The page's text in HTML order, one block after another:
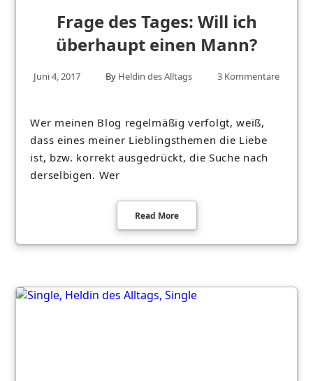
Frage des Tages: Will ich
überhaupt einen Mann?
Juni 4, 2017 By Heldin des Alltags 3 Kommentare
Wer meinen Blog regelmäßig verfolgt, weiß,
dass eines meiner Lieblingsthemen die Liebe
ist, bzw. korrekt ausgedrückt, die Suche nach
derselbigen. Wer
Read More